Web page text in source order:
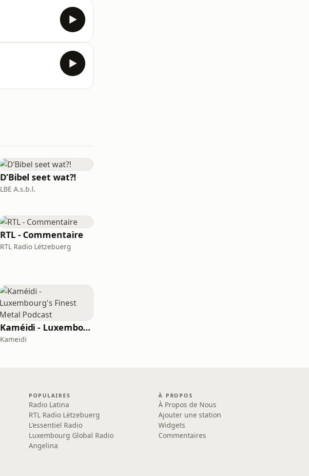
D’Bibel seet wat?!
LBE A.s.b.l.
RTL - Commentaire
RTL Radio Lëtzebuerg
Kaméidi - Luxembourg's Finest Metal Podcast
Kameidi
POPULAIRES
Radio Latina
RTL Radio Lëtzebuerg
L'essentiel Radio
Luxembourg Global Radio
Angelina
À PROPOS
À Propos de Nous
Ajouter une station
Widgets
Commentaires